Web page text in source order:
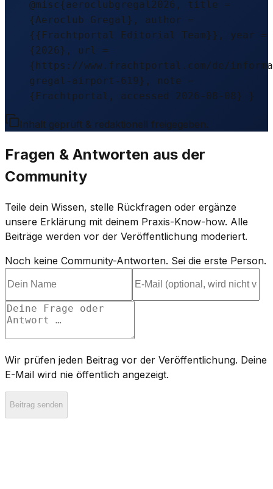
@misc{aeroclubgregal2026, title =
{Aeroclub Gregal}, author =
{{Frachtportal Editorial Team}}, year =
{2026}, url =
{https://www.frachtportal.com/de/
gregal-airport-619}, note =
{Frachtportal, accessed 2026-08-08} }
Inhalt geprüft & redaktionell freigegeben.
Fragen & Antworten aus der
Community
Teile dein Wissen, stelle Rückfragen oder ergänze
unsere Erklärung mit deinem Praxis-Know-how. Alle
Beiträge werden vor der Veröffentlichung moderiert.
Noch keine Community-Antworten. Sei die erste Person.
Wir prüfen jeden Beitrag vor der Veröffentlichung. Deine
E-Mail wird nie öffentlich angezeigt.
Beitrag senden